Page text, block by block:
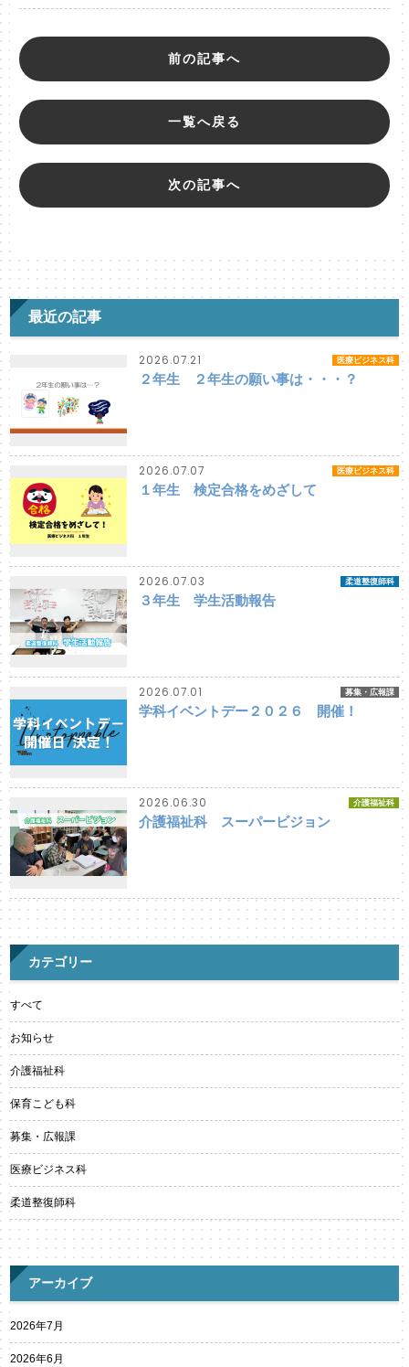
前の記事へ
一覧へ戻る
次の記事へ
最近の記事
2026.07.21 医療ビジネス科
２年生 ２年生の願い事は・・・？
2026.07.07 医療ビジネス科
１年生 検定合格をめざして
2026.07.03 柔道整復師科
３年生 学生活動報告
2026.07.01 募集・広報課
学科イベントデー２０２６ 開催！
2026.06.30 介護福祉科
介護福祉科 スーパービジョン
カテゴリー
すべて
お知らせ
介護福祉科
保育こども科
募集・広報課
医療ビジネス科
柔道整復師科
アーカイブ
2026年7月
2026年6月